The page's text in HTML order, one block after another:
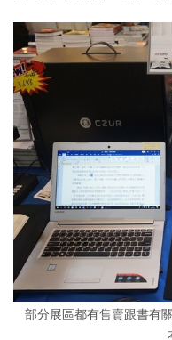
部分展區都有售賣跟書有